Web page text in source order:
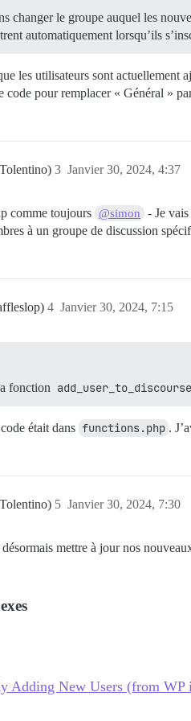
changer le groupe auquel les
automatiquement lorsqu’ils
les utilisateurs sont actuellement
code pour remplacer « Général »
Janvier 30, 2024, 4:37
3
comme toujours @simon
- Je
à un groupe de discussion
Janvier 30, 2024, 7:15
4
fonction
était dans functions.php .
Janvier 30, 2024, 7:30
5
mettre à jour nos
Adding New Users (from WP